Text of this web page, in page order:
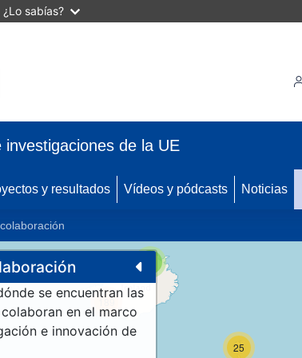
¿Lo sabías?
de la UE
y resultados Vídeos y pódcasts Noticias
se encuentran las
en el marco
e innovación de
25
189